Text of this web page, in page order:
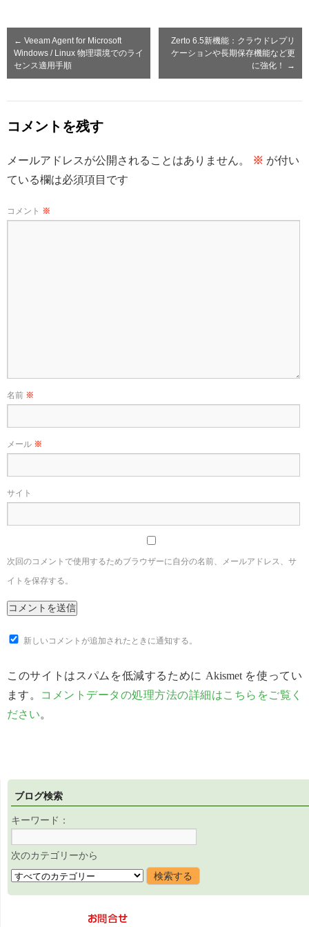
← Veeam Agent for Microsoft
Windows / Linux 物理環境でのライ
センス適用手順
Zerto 6.5新機能：クラウドレプリ
ケーションや長期保存機能など更
に強化！
→
コメントを残す
メールアドレスが公開されることはありません。 ※ が付い
ている欄は必須項目です
コメント ※
名前 ※
メール ※
サイト
次回のコメントで使用するためブラウザーに自分の名前、メールアドレス、サ
イトを保存する。
新しいコメントが追加されたときに通知する。
このサイトはスパムを低減するために Akismet を使ってい
ます。 コメントデータの処理方法の詳細はこちらをご覧く
ださい。
ブログ検索
キーワード：
次のカテゴリーから